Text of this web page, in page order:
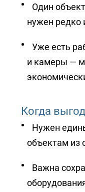
Один объект, доступ к записям
нужен редко
Уже есть работающий регистратор
и камеры —
Когда
Нужен единый доступ к нескольким
объектам из
Важна сохранность архива: кражи